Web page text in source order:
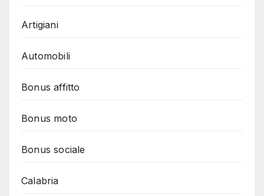
Artigiani
Automobili
Bonus affitto
Bonus moto
Bonus sociale
Calabria